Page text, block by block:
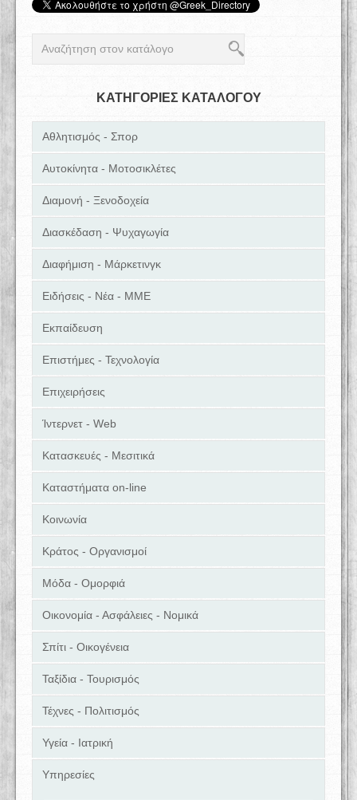
ΚΑΤΗΓΟΡΙΕΣ ΚΑΤΑΛΟΓΟΥ
Αθλητισμός - Σπορ
Αυτοκίνητα - Μοτοσικλέτες
Διαμονή - Ξενοδοχεία
Διασκέδαση - Ψυχαγωγία
Διαφήμιση - Μάρκετινγκ
Ειδήσεις - Νέα - ΜΜΕ
Εκπαίδευση
Επιστήμες - Τεχνολογία
Επιχειρήσεις
Ίντερνετ - Web
Κατασκευές - Μεσιτικά
Καταστήματα on-line
Κοινωνία
Κράτος - Οργανισμοί
Μόδα - Ομορφιά
Οικονομία - Ασφάλειες - Νομικά
Σπίτι - Οικογένεια
Ταξίδια - Τουρισμός
Τέχνες - Πολιτισμός
Υγεία - Ιατρική
Υπηρεσίες